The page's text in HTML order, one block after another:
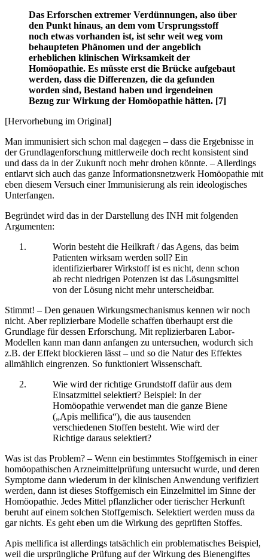
Das Erforschen extremer Verdünnungen, also über
den Punkt hinaus, an dem vom Ursprungsstoff
noch etwas vorhanden ist, ist sehr weit weg vom
behaupteten Phänomen und der angeblich
erheblichen klinischen Wirksamkeit der
Homöopathie. Es müsste erst die Brücke aufgebaut
werden, dass die Differenzen, die da gefunden
worden sind, Bestand haben und irgendeinen
Bezug zur Wirkung der Homöopathie hätten. [7]
[Hervorhebung im Original]
Man immunisiert sich schon mal dagegen – dass die Ergebnisse in
der Grundlagenforschung mittlerweile doch recht konsistent sind
und dass da in der Zukunft noch mehr drohen könnte. – Allerdings
entlarvt sich auch das ganze Informationsnetzwerk Homöopathie mit
eben diesem Versuch einer Immunisierung als rein ideologisches
Unterfangen.
Begründet wird das in der Darstellung des INH mit folgenden
Argumenten:
Worin besteht die Heilkraft / das Agens, das beim
Patienten wirksam werden soll? Ein
identifizierbarer Wirkstoff ist es nicht, denn schon
ab recht niedrigen Potenzen ist das Lösungsmittel
von der Lösung nicht mehr unterscheidbar.
Stimmt! – Den genauen Wirkungsmechanismus kennen wir noch
nicht. Aber replizierbare Modelle schaffen überhaupt erst die
Grundlage für dessen Erforschung. Mit replizierbaren Labor-
Modellen kann man dann anfangen zu untersuchen, wodurch sich
z.B. der Effekt blockieren lässt – und so die Natur des Effektes
allmählich eingrenzen. So funktioniert Wissenschaft.
Wie wird der richtige Grundstoff dafür aus dem
Einsatzmittel selektiert? Beispiel: In der
Homöopathie verwendet man die ganze Biene
(„Apis mellifica“), die aus tausenden
verschiedenen Stoffen besteht. Wie wird der
Richtige daraus selektiert?
Was ist das Problem? – Wenn ein bestimmtes Stoffgemisch in einer
homöopathischen Arzneimittelprüfung untersucht wurde, und deren
Symptome dann wiederum in der klinischen Anwendung verifiziert
werden, dann ist dieses Stoffgemisch ein Einzelmittel im Sinne der
Homöopathie. Jedes Mittel pflanzlicher oder tierischer Herkunft
beruht auf einem solchen Stoffgemisch. Selektiert werden muss da
gar nichts. Es geht eben um die Wirkung des geprüften Stoffes.
Apis mellifica ist allerdings tatsächlich ein problematisches Beispiel,
weil die ursprüngliche Prüfung auf der Wirkung des Bienengiftes